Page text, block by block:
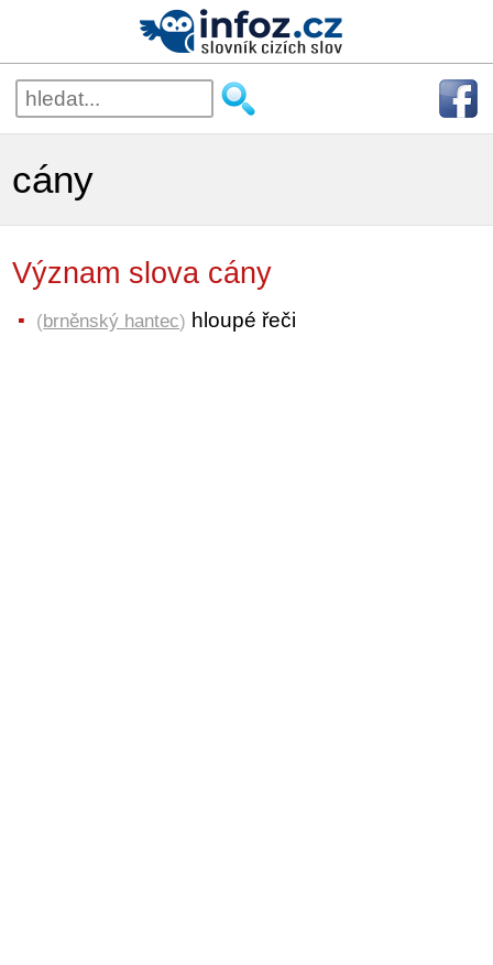
cány
Význam slova cány
(brněnský hantec) hloupé řeči